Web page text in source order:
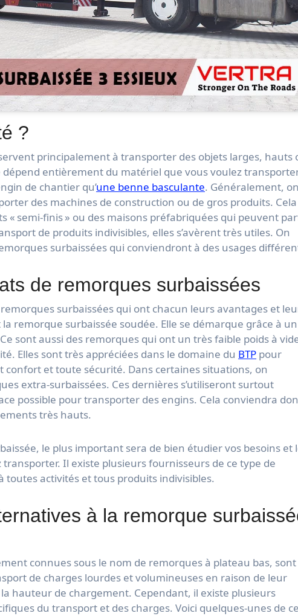
?
principalement à transporter des objets larges, hauts
entièrement du matériel que vous voulez
de chantier qu’une benne basculante. Généralement,
des machines de construction ou de gros produits. Cela
« semi-finis » ou des maisons préfabriquées qui peuvent
de produits indivisibles, elles s’avèrent très utiles. On
surbaissées qui conviendront à des usages
de remorques surbaissées
surbaissées qui ont chacun leurs avantages et
remorque surbaissée soudée. Elle se démarque grâce à un
sont aussi des remorques qui ont un très faible poids à
Elles sont très appréciées dans le domaine du BTP pour
et toute sécurité. Dans certaines situations, on
extra-surbaissées. Ces dernières s’utiliseront surtout
possible pour transporter des engins. Cela conviendra
très hauts.
le plus important sera de bien étudier vos besoins et
Il existe plusieurs fournisseurs de ce type de
toutes activités et tous produits indivisibles.
à la remorque
connues sous le nom de remorques à plateau bas, sont
de charges lourdes et volumineuses en raison de leur
hauteur de chargement. Cependant, il existe plusieurs
du transport et des charges. Voici quelques-unes de